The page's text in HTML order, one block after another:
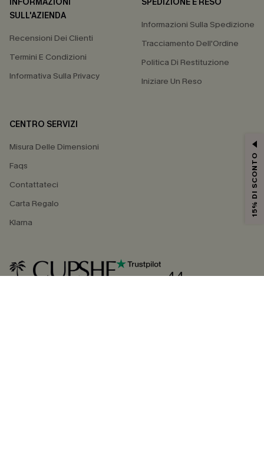
SULL'AZIENDA
Recensioni Dei Clienti
Termini E Condizioni
Informativa Sulla Privacy
Informazioni Sulla Spedizione
Tracciamento Dell'Ordine
Politica Di Restituzione
Iniziare Un Reso
CENTRO SERVIZI
Misura Delle Dimensioni
Faqs
Contattateci
Carta Regalo
Klarna
4.4
15% DI SCONTO